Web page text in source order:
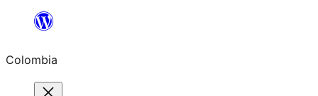
Saltar
contenido
Colombia